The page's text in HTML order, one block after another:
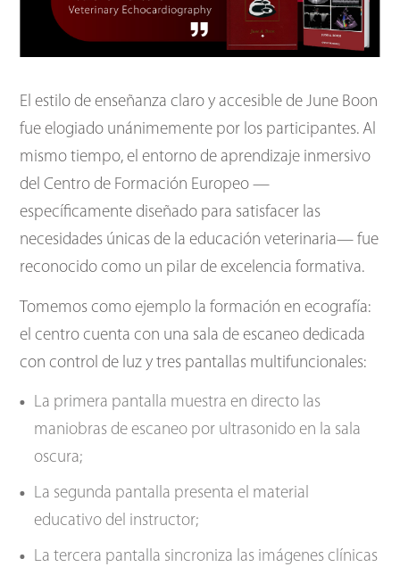
El estilo de enseñanza claro y accesible de June Boon
fue elogiado unánimemente por los participantes. Al
mismo tiempo, el entorno de aprendizaje inmersivo
del Centro de Formación Europeo —
específicamente diseñado para satisfacer las
necesidades únicas de la educación veterinaria— fue
reconocido como un pilar de excelencia formativa.
Tomemos como ejemplo la formación en ecografía:
el centro cuenta con una sala de escaneo dedicada
con control de luz y tres pantallas multifuncionales:
La primera pantalla muestra en directo las
maniobras de escaneo por ultrasonido en la sala
oscura;
La segunda pantalla presenta el material
educativo del instructor;
La tercera pantalla sincroniza las imágenes clínicas